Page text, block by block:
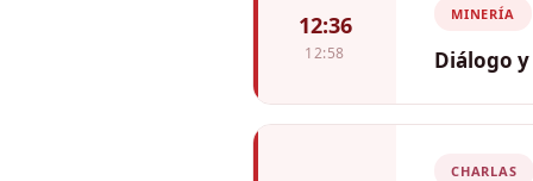
12:36
12:58
MINERÍA
Diálogo
CHARLAS